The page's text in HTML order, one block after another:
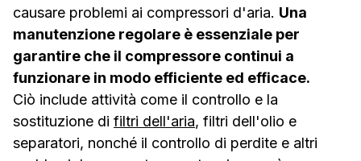
causare problemi ai compressori d'aria. Una
manutenzione regolare è essenziale per
garantire che il compressore continui a
funzionare in modo efficiente ed efficace.
Ciò include attività come il controllo e la
sostituzione di filtri dell'aria, filtri dell'olio e
separatori, nonché il controllo di perdite e altri